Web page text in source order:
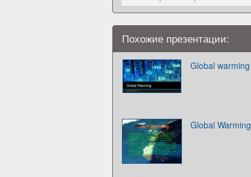
Похожие презентации:
Global warming
Global Warming